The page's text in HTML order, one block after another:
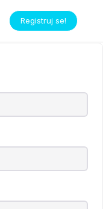
Registruj se!